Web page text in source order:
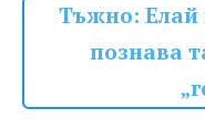
Тъжно: Елай
познава